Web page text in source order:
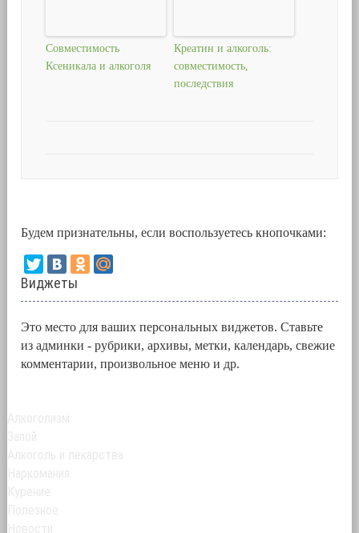
Совместимость
Ксеникала и алкоголя
Креатин и алкоголь:
совместимость,
последствия
Будем признательны, если воспользуетесь кнопочками:
Виджеты
Это место для ваших персональных виджетов. Ставьте
из админки - рубрики, архивы, метки, календарь, свежие
комментарии, произвольное меню и др.